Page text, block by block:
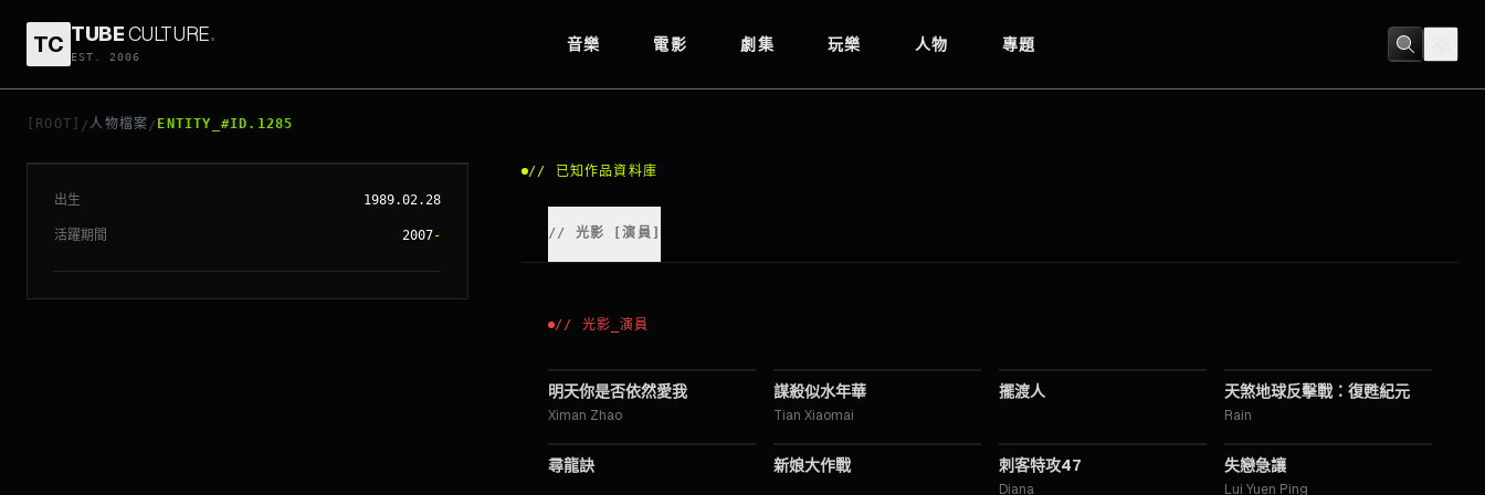
TC TUBECULTURE.
EST. 2006
音樂 電影 劇集 玩樂 人物 專題
[ROOT] /人物檔案 / ENTITY_#ID.1285
// ENTITY_#ID.1285
楊穎
出生 1989.02.28
活躍期間 2007-
// 已知作品資料庫
// 光影 [演員
// 光影 _演員
明天你是否依然愛我
Ximan Zhao
謀殺似水年華
Tian Xiaomai
擺渡人 天煞地球反擊戰：復甦紀元
Rain
尋龍訣 新娘大作戰 刺客特攻47
Diana
失戀急讓
Lui Yuen Ping